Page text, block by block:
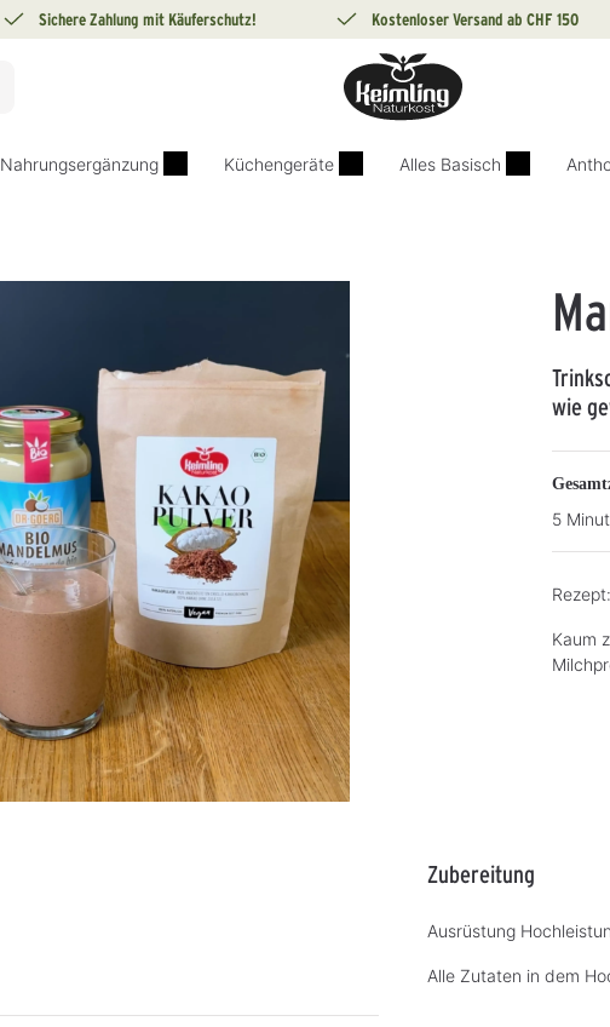
Sichere Zahlung mit Käuferschutz! Kostenloser Versand ab CHF 150
Nahrungsergänzung Küchengeräte Alles Basisch
wie
5
Kaum
Zubereitung
Ausrüstung
Alle Zutaten in dem